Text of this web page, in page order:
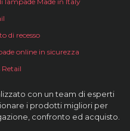
di recesso
online in sicurezza
Retail
con un team di esperti
i prodotti migliori per
confronto ed acquisto.